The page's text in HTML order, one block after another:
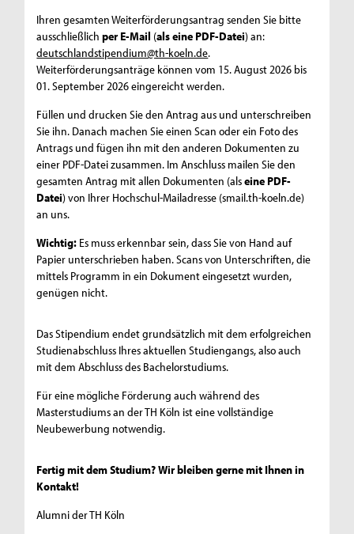
Ihren gesamten Weiterförderungsantrag senden Sie bitte
ausschließlichper E-Mail (als eine PDF-Datei) an:
deutschlandstipendium@th-koeln.de.
Weiterförderungsanträge können vom 15. August 2026 bis
01. September 2026 eingereicht werden.
Füllen und drucken Sie den Antrag aus und unterschreiben
Sie ihn. Danach machen Sie einen Scan oder ein Foto des
Antrags und fügen ihn mit den anderen Dokumenten zu
einer PDF-Datei zusammen. Im Anschluss mailen Sie den
gesamten Antrag mit allen Dokumenten (alseine PDF-
Datei) von Ihrer Hochschul-Mailadresse (smail.th-koeln.de)
an uns.
Wichtig: Es muss erkennbar sein, dass Sie von Hand auf
Papier unterschrieben haben. Scans von Unterschriften, die
mittels Programm in ein Dokument eingesetzt wurden,
genügen nicht.
Das Stipendium endet grundsätzlich mit dem erfolgreichen
Studienabschluss Ihres aktuellen Studiengangs, also auch
mit dem Abschluss des Bachelorstudiums.
Für eine mögliche Förderung auch während des
Masterstudiums an der TH Köln ist eine vollständige
Neubewerbung notwendig.
Fertig mit dem Studium?Wir bleiben gerne mit Ihnen in
Kontakt!
Alumni der TH Köln